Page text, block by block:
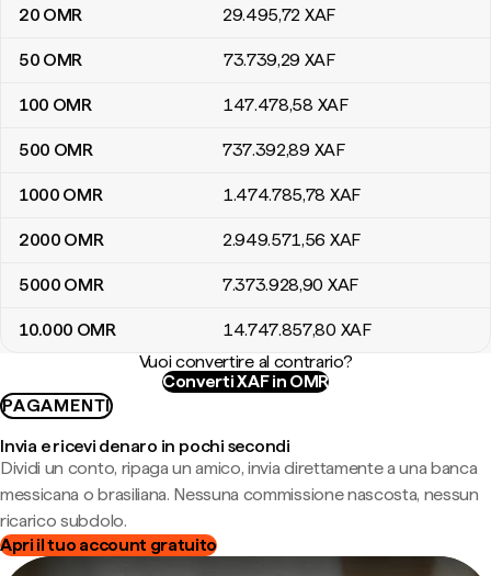
20 OMR 29.495,72 XAF
50 OMR 73.739,29 XAF
100 OMR 147.478,58 XAF
500 OMR 737.392,89 XAF
1000 OMR 1.474.785,78 XAF
2000 OMR 2.949.571,56 XAF
5000 OMR 7.373.928,90 XAF
10.000 OMR 14.747.857,80 XAF
Vuoi convertire al contrario?
Converti XAF in OMR
PAGAMENTI
Invia e ricevi denaro in pochi secondi
Dividi un conto, ripaga un amico, invia direttamente a una banca
messicana o brasiliana. Nessuna commissione nascosta, nessun
ricarico subdolo.
Apri il tuo account gratuito